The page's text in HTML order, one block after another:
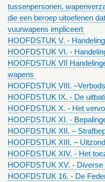
tussenpersonen,
die een beroep uitoefenen
vuurwapens impliceert
HOOFDSTUK V. -
HOOFDSTUK VI. -
HOOFDSTUK VII
wapens
HOOFDSTUK VIII.
HOOFDSTUK IX. - De
HOOFDSTUK X. - Het
HOOFDSTUK XI. -
HOOFDSTUK XII. –
HOOFDSTUK XIII. –
HOOFDSTUK XIV. - Het
HOOFDSTUK XV. - Diverse
HOOFDSTUK 16. - De